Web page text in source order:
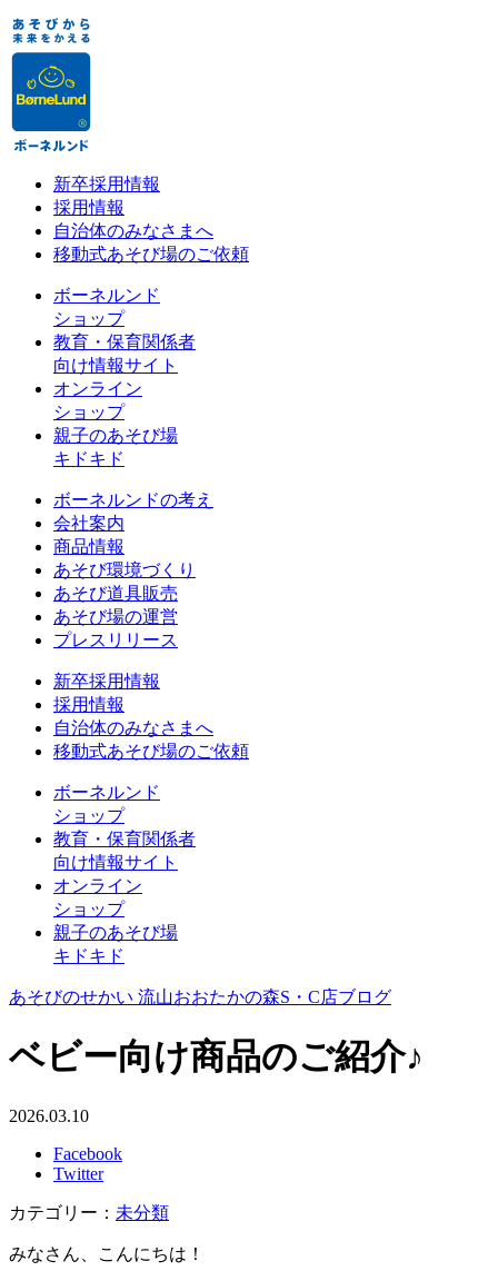
新卒採用情報
採用情報
自治体のみなさまへ
移動式あそび場のご依頼
ボーネルンド
ショップ
教育・保育関係者
向け情報サイト
オンライン
ショップ
親子のあそび場
キドキド
ボーネルンドの考え
会社案内
商品情報
あそび環境づくり
あそび道具販売
あそび場の運営
プレスリリース
新卒採用情報
採用情報
自治体のみなさまへ
移動式あそび場のご依頼
ボーネルンド
ショップ
教育・保育関係者
向け情報サイト
オンライン
ショップ
親子のあそび場
キドキド
あそびのせかい 流山おおたかの森S・C店ブログ
ベビー向け商品のご紹介♪
2026.03.10
Facebook
Twitter
カテゴリー： 未分類
みなさん、こんにちは！